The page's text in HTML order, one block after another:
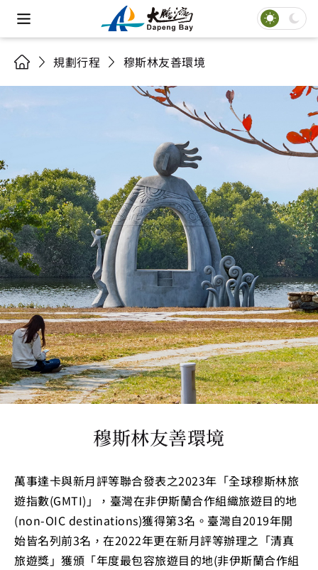
規劃行程 穆斯林友善環境
穆斯林友善環境
萬事達卡與新月評等聯合發表之2023年「全球穆斯林旅
遊指數(GMTI)」，臺灣在非伊斯蘭合作組織旅遊目的地
(non-OIC destinations)獲得第3名。臺灣自2019年開
始皆名列前3名，在2022年更在新月評等辦理之「清真
旅遊獎」獲頒「年度最包容旅遊目的地(非伊斯蘭合作組